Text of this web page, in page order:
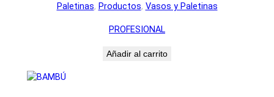
Paletinas, Productos, Vasos y Paletinas
PROFESIONAL
Añadir al carrito